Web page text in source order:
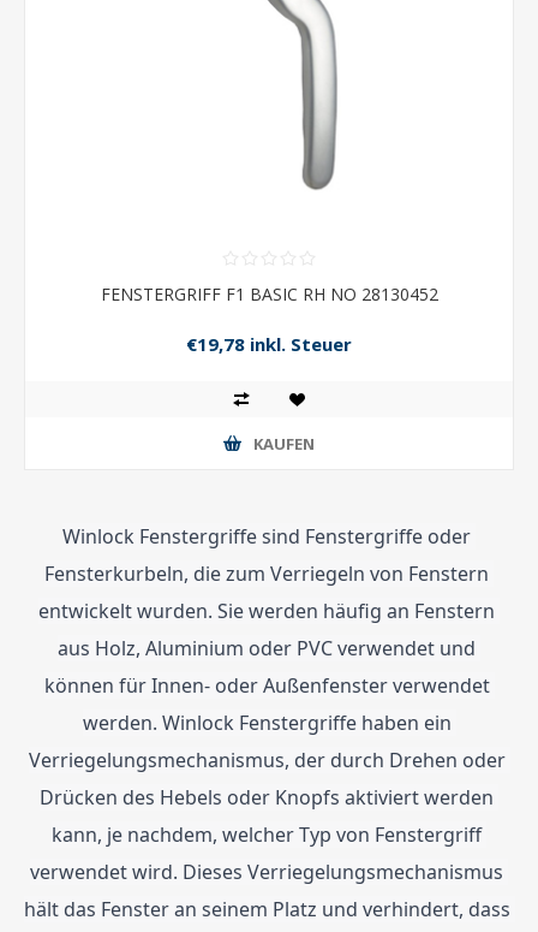
FENSTERGRIFF F1 BASIC RH NO 28130452
€19,78 inkl. Steuer
KAUFEN
Winlock Fenstergriffe sind Fenstergriffe oder
Fensterkurbeln, die zum Verriegeln von Fenstern
entwickelt wurden. Sie werden häufig an Fenstern
aus Holz, Aluminium oder PVC verwendet und
können für Innen- oder Außenfenster verwendet
werden. Winlock Fenstergriffe haben ein
Verriegelungsmechanismus, der durch Drehen oder
Drücken des Hebels oder Knopfs aktiviert werden
kann, je nachdem, welcher Typ von Fenstergriff
verwendet wird. Dieses Verriegelungsmechanismus
hält das Fenster an seinem Platz und verhindert, dass